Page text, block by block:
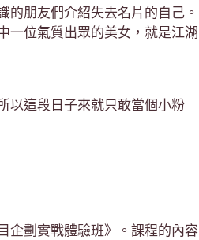
的朋友們介紹失去名片的自己。
一位氣質出眾的美女，就是江湖
以這段日子來就只敢當個小粉
企劃實戰體驗班》。課程的內容